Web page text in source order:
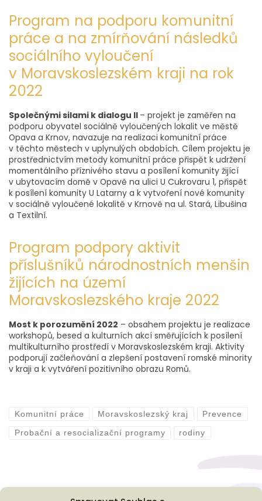
Program na podporu komunitní
práce a na zmírňování následků
sociálního vyloučení
v Moravskoslezském kraji na rok
2022
Společnými silami k dialogu II – projekt je zaměřen na
podporu obyvatel sociálně vyloučených lokalit ve městě
Opava a Krnov, navazuje na realizaci komunitní práce
v těchto městech v uplynulých obdobích. Cílem projektu je
prostřednictvím metody komunitní práce přispět k udržení
momentálního příznivého stavu a posílení komunity žijící
v ubytovacím domě v Opavě na ulici U Cukrovaru 1, přispět
k posílení komunity U Latarny a k vytvoření nové komunity
v sociálně vyloučené lokalitě v Krnově na ul. Stará, Libušina
a Textilní.
Program podpory aktivit
příslušníků národnostních menšin
žijících na území
Moravskoslezského kraje 2022
Most k porozumění 2022 – obsahem projektu je realizace
workshopů, besed a kulturních akcí směřujících k posílení
multikulturního prostředí v Moravskoslezském kraji. Aktivity
podporují začleňování a zlepšení postavení romské minority
v kraji a k vytváření pozitivního obrazu Romů.
Komunitní práce Moravskoslezský kraj Prevence
Probační a resocializační programy rodiny